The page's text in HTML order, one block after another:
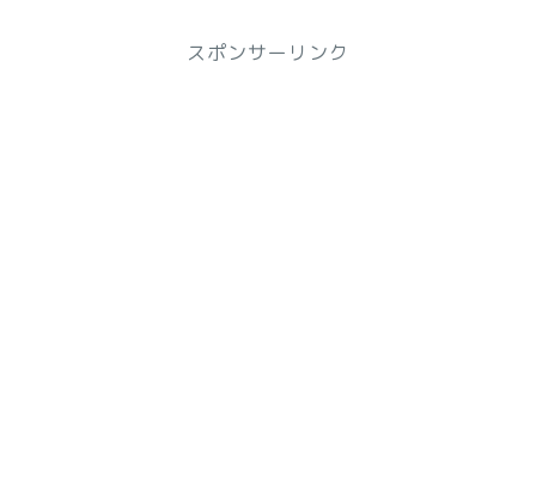
スポンサーリンク